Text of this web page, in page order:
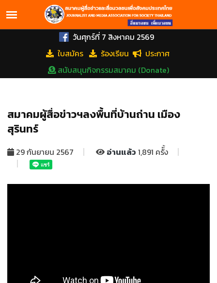
วันศุกร์ที่ 7 สิงหาคม 2569
ใบสมัคร
ร้องเรียน
ประกาศ
สนับสนุนกิจกรรมสมาคม (Donate)
สมาคมผู้สื่อข่าวฯลงพื้นที่บ้านถ่าน เมือง
สุรินทร์
29 กันยายน 2567 อ่านแล้ว 1,891 ครัั้ง